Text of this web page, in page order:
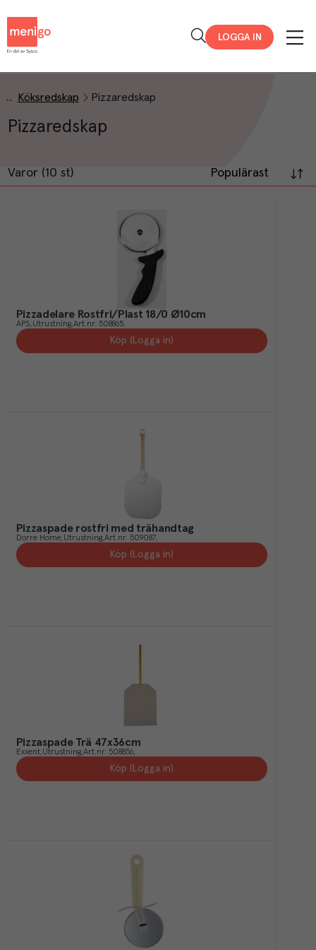
LOGGA IN
Köksredskap Pizzaredskap
Pizzaredskap
Varor (10 st) Populärast
Pizzadelare Rostfri/Plast 18/0 Ø10cm
APS Utrustning Art.nr. 508865
Köp (Logga in)
Pizzaspade rostfri med trähandtag
Dorre Home Utrustning Art.nr. 509087
Köp (Logga in)
Pizzaspade Trä 47x36cm
Exxent Utrustning Art.nr. 508856
Köp (Logga in)